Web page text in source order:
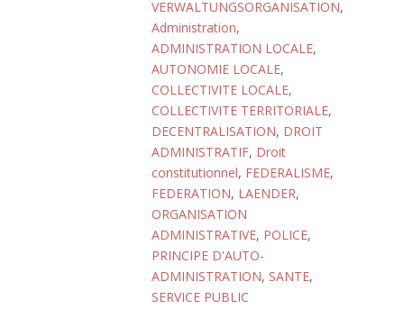
VERWALTUNGSORGANISATION,
Administration,
ADMINISTRATION LOCALE,
AUTONOMIE LOCALE,
COLLECTIVITE LOCALE,
COLLECTIVITE TERRITORIALE,
DECENTRALISATION, DROIT
ADMINISTRATIF, Droit
constitutionnel, FEDERALISME,
FEDERATION, LAENDER,
ORGANISATION
ADMINISTRATIVE, POLICE,
PRINCIPE D'AUTO-
ADMINISTRATION, SANTE,
SERVICE PUBLIC